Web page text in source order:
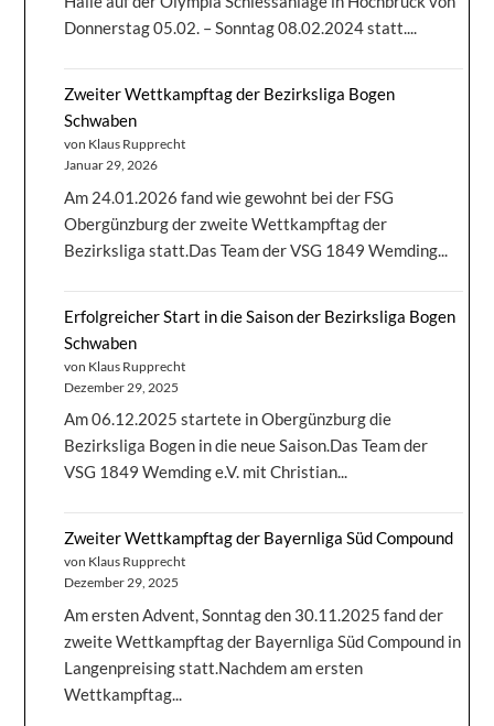
Donnerstag 05.02. – Sonntag 08.02.2024 statt....
Zweiter Wettkampftag der Bezirksliga Bogen
Schwaben
von Klaus Rupprecht
Januar 29, 2026
Am 24.01.2026 fand wie gewohnt bei der FSG
Obergünzburg der zweite Wettkampftag der
Bezirksliga statt.Das Team der VSG 1849 Wemding...
Erfolgreicher Start in die Saison der Bezirksliga Bogen
Schwaben
von Klaus Rupprecht
Dezember 29, 2025
Am 06.12.2025 startete in Obergünzburg die
Bezirksliga Bogen in die neue Saison.Das Team der
VSG 1849 Wemding e.V. mit Christian...
Zweiter Wettkampftag der Bayernliga Süd Compound
von Klaus Rupprecht
Dezember 29, 2025
Am ersten Advent, Sonntag den 30.11.2025 fand der
zweite Wettkampftag der Bayernliga Süd Compound in
Langenpreising statt.Nachdem am ersten
Wettkampftag...